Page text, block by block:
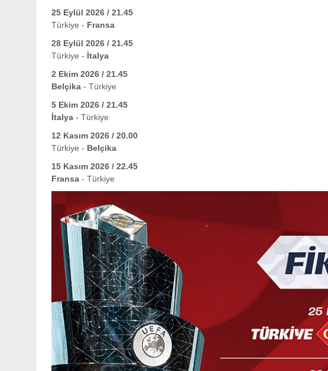
25 Eylül 2026 / 21.45
Türkiye - Fransa
28 Eylül 2026 / 21.45
Türkiye - İtalya
2 Ekim 2026 / 21.45
Belçika - Türkiye
5 Ekim 2026 / 21.45
İtalya - Türkiye
12 Kasım 2026 / 20.00
Türkiye - Belçika
15 Kasım 2026 / 22.45
Fransa - Türkiye